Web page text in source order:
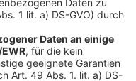
Thema: